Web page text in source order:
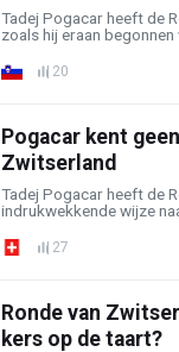
Tadej Pogacar heeft de
zoals hij eraan begonnen
20
Pogacar kent
Zwitserland
Tadej Pogacar heeft de
indrukwekkende wijze
27
Ronde van
kers op de taart?